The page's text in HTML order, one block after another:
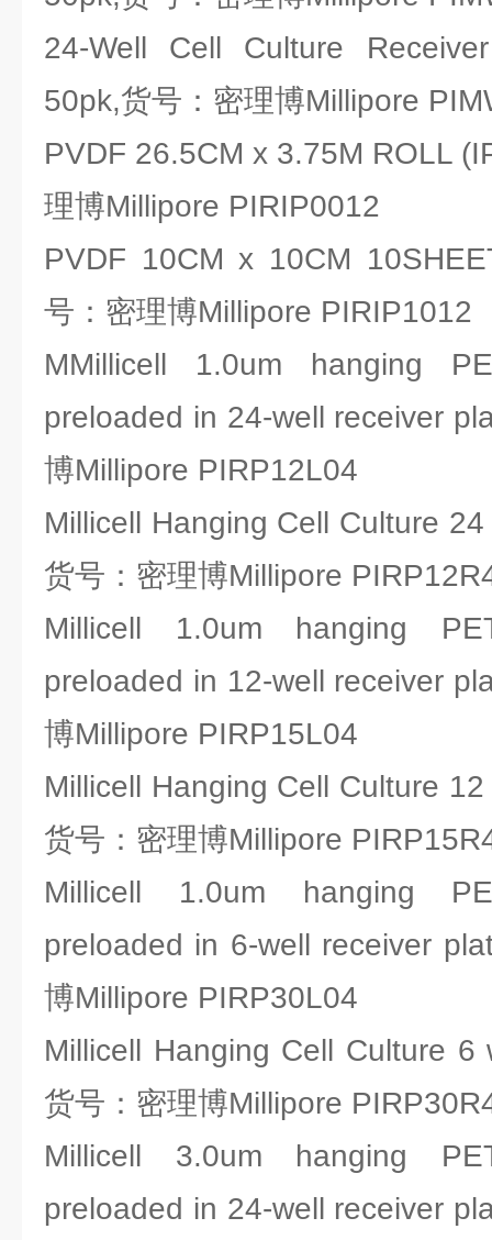
24-Well Cell Culture
50pk,货号：密理博Millipore
PVDF 26.5CM x 3.75M ROLL
理博Millipore PIRIP0012
PVDF 10CM x 10CM
号：密理博Millipore PIRIP1012
MMillicell 1.0um hanging
preloaded in 24-well receiver
博Millipore PIRP12L04
Millicell Hanging Cell Culture
货号：密理博Millipore
Millicell 1.0um hanging
preloaded in 12-well receiver
博Millipore PIRP15L04
Millicell Hanging Cell Culture
货号：密理博Millipore
Millicell 1.0um hanging
preloaded in 6-well receiver
博Millipore PIRP30L04
Millicell Hanging Cell Culture 6
货号：密理博Millipore
Millicell 3.0um hanging
preloaded in 24-well receiver